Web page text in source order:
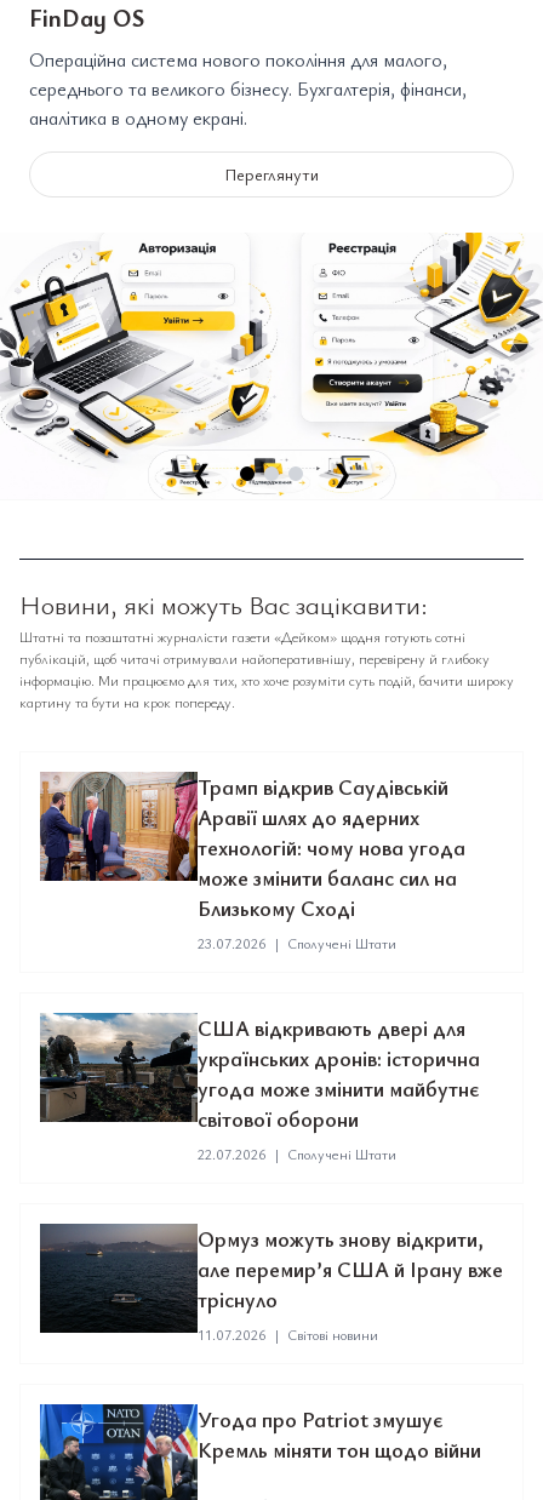
FinDay OS
Операційна система нового покоління для малого,
середнього та великого бізнесу. Бухгалтерія, фінанси,
аналітика в одному екрані.
Переглянути
❮ ❯
Новини, які можуть Вас зацікавити:
Штатні та позаштатні журналісти газети «Дейком» щодня готують сотні
публікацій, щоб читачі отримували найоперативнішу, перевірену й глибоку
інформацію. Ми працюємо для тих, хто хоче розуміти суть подій, бачити широку
картину та бути на крок попереду.
Трамп відкрив Саудівській
Аравії шлях до ядерних
технологій: чому нова угода
може змінити баланс сил на
Близькому Сході
23.07.2026 | Сполучені Штати
США відкривають двері для
українських дронів: історична
угода може змінити майбутнє
світової оборони
22.07.2026 | Сполучені Штати
Ормуз можуть знову відкрити,
але перемир’я США й Ірану вже
тріснуло
11.07.2026 | Світові новини
Угода про Patriot змушує
Кремль міняти тон щодо війни